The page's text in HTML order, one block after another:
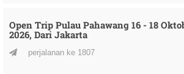
Open Trip Pulau Pahawang 16 - 18
2026, Dari Jakarta
perjalanan ke 1807